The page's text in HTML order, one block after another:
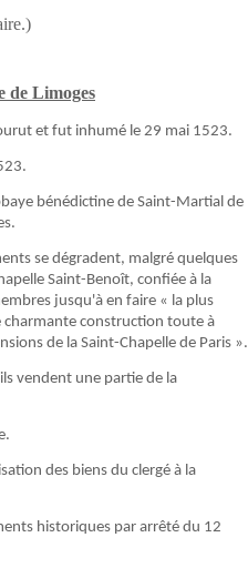
de Limoges
et fut inhumé le 29 mai 1523.
bénédictine de Saint-Martial de
se dégradent, malgré quelques
Saint-Benoît, confiée à la
jusqu'à en faire « la plus
construction toute à
de la Saint-Chapelle de Paris ».
vendent une partie de la
des biens du clergé à la
historiques par arrêté du 12